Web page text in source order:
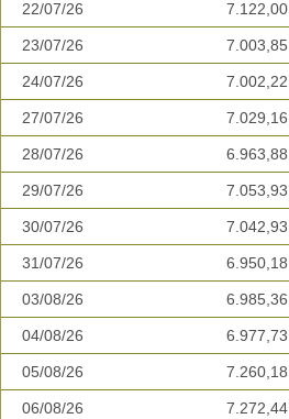
22/07/26 7.122,00
23/07/26 7.003,85
24/07/26 7.002,22
27/07/26 7.029,16
28/07/26 6.963,88
29/07/26 7.053,93
30/07/26 7.042,93
31/07/26 6.950,18
03/08/26 6.985,36
04/08/26 6.977,73
05/08/26 7.260,18
06/08/26 7.272,44